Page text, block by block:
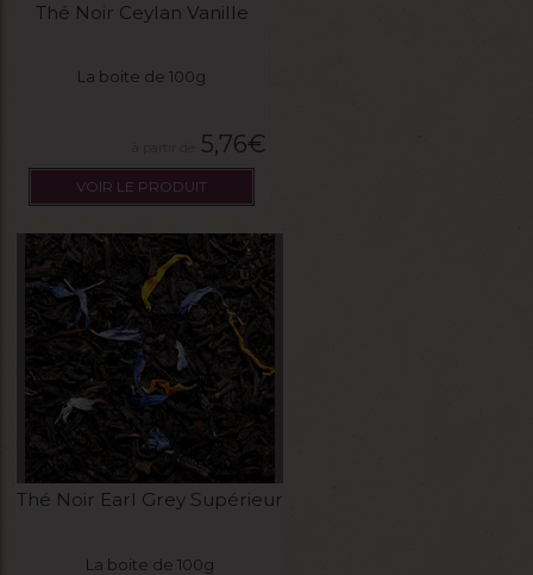
Thé Noir Ceylan Vanille
La boite de 100g
5,76€
VOIR LE PRODUIT
Thé Noir Earl Grey Supérieur
La boite de 100g